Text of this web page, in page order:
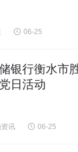
06-25
银行衡水市
日活动
讯 06-25